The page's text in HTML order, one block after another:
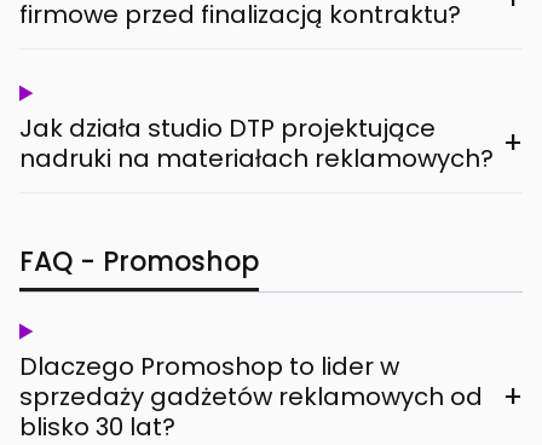
firmowe przed finalizacją kontraktu?
Jak działa studio DTP projektujące
nadruki na materiałach reklamowych? +
FAQ - Promoshop
Dlaczego Promoshop to lider w
sprzedaży gadżetów reklamowych od
blisko 30 lat?
+